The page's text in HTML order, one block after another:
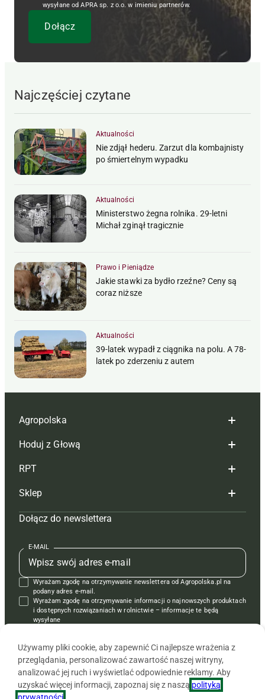
wysyłane od APRA sp. z o.o. w imieniu partnerów.
Najczęściej czytane
Aktualności
Nie zdjął hederu. Zarzut dla kombajnisty
po śmiertelnym wypadku
Aktualności
Ministerstwo żegna rolnika. 29-letni
Michał zginął tragicznie
Prawo i Pieniądze
Jakie stawki za bydło rzeźne? Ceny są
coraz niższe
Aktualności
39-latek wypadł z ciągnika na polu. A 78-
latek po zderzeniu z autem
Agropolska
Redakcja
Reklama
Tagi
Mapa serwisu
Kontakt
Regulamin
Polityka prywatności
Hoduj z Głową
Hoduj z głową bydło
Hoduj z głową świnie
Prenumerata
Redakcja
Kontakt
Reklama
RPT
Redakcja
Prenumerata
Reklama
Kontakt
Krzyżówki
Sklep
Czasopisma i prenumerata
Książki
Regulamin
Dołącz do newslettera
E-MAIL
Wyrażam zgodę na otrzymywanie newslettera od Agropolska.pl na
podany adres e-mail.
Wyrażam zgodę na otrzymywanie informacji o najnowszych produktach
i dostępnych rozwiązaniach w rolnictwie – informacje te będą
wysyłane
Używamy pliki cookie, aby zapewnić Ci najlepsze wrażenia z
przeglądania, personalizować zawartość naszej witryny,
analizować jej ruch i wyświetlać odpowiednie reklamy. Aby
uzyskać więcej informacji, zapoznaj się z naszą polityką